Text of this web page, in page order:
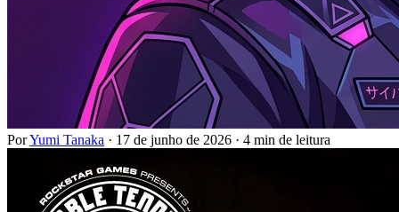
PorYumi Tanaka · 17 de junho de 2026 · 4 min de leitura